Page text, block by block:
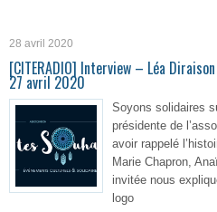
28 avril 2020
[CITERADIO] Interview – Léa
27 avril 2020
Soyons solidaires
présidente de
avoir rappelé
Marie Chapron,
invitée nous
logo